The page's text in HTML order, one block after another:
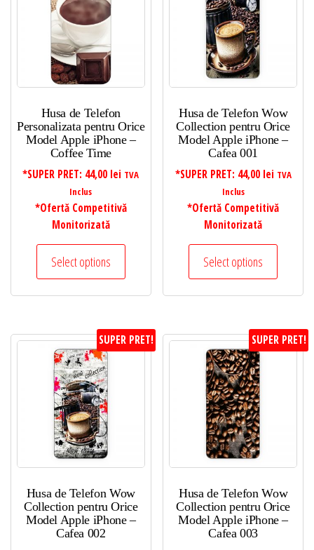
Husa de Telefon
Personalizata pentru Orice
Model Apple iPhone –
Coffee Time
*SUPER PRET: 44,00 lei TVA
Inclus
*Ofertă Competitivă
Monitorizată
Select options
Husa de Telefon Wow
Collection pentru Orice
Model Apple iPhone –
Cafea 001
*SUPER PRET: 44,00 lei TVA
Inclus
*Ofertă Competitivă
Monitorizată
Select options
SUPER PRET!
Husa de Telefon Wow
Collection pentru Orice
Model Apple iPhone –
Cafea 002
SUPER PRET!
Husa de Telefon Wow
Collection pentru Orice
Model Apple iPhone –
Cafea 003